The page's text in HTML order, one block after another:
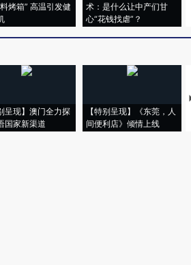
烤箱” 高温引发健
术：是什么让中产们甘
心“花钱找虐”？
呈现】澳门全力探
国家新渠道
【特别呈现】《东莞，人
间便利店》倾情上线